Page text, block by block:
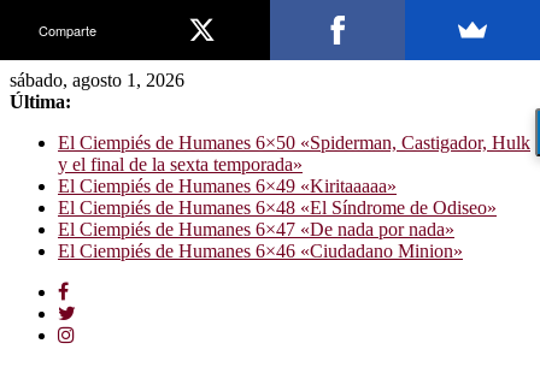
sábado, agosto 1, 2026
Última:
El Ciempiés de Humanes 6×50 «Spiderman, Castigador, Hulk
y el final de la sexta temporada»
El Ciempiés de Humanes 6×49 «Kiritaaaaa»
El Ciempiés de Humanes 6×48 «El Síndrome de Odiseo»
El Ciempiés de Humanes 6×47 «De nada por nada»
El Ciempiés de Humanes 6×46 «Ciudadano Minion»
Comparte